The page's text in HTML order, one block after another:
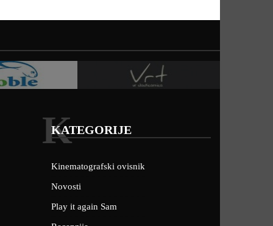
KATEGORIJE
K
Kinematografski ovisnik
Novosti
Play it again Sam